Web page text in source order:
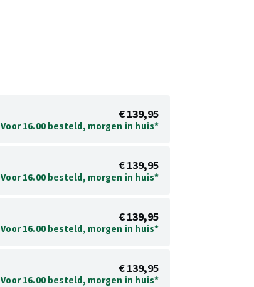
€ 139,95
Voor 16.00 besteld, morgen in huis*
€ 139,95
Voor 16.00 besteld, morgen in huis*
€ 139,95
Voor 16.00 besteld, morgen in huis*
€ 139,95
Voor 16.00 besteld, morgen in huis*